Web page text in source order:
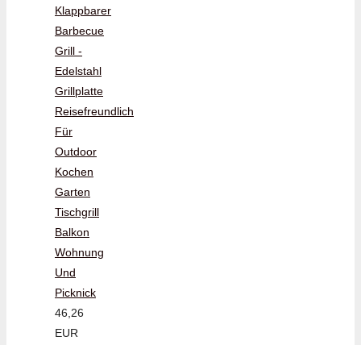
Klappbarer
Barbecue
Grill -
Edelstahl
Grillplatte
Reisefreundlich
Für
Outdoor
Kochen
Garten
Tischgrill
Balkon
Wohnung
Und
Picknick
46,26
EUR